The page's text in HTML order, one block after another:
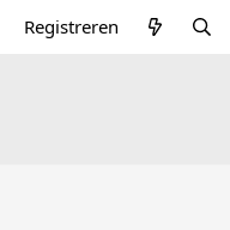
Registreren